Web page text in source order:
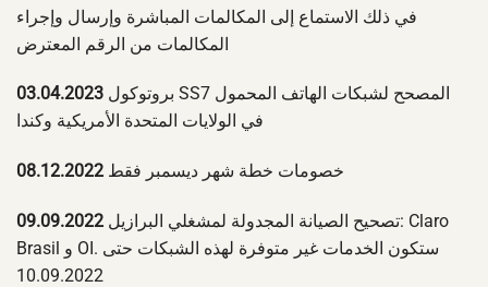
في ذلك الاستماع إلى المكالمات المباشرة وإرسال وإجراء
المكالمات من الرقم المعترض
03.04.2023
في الولايات المتحدة الأمريكية وكندا
08.12.2022 خصومات خطة شهر ديسمبر فقط
09.09.2022
Brasil و OI. ستكون الخدمات غير متوفرة لهذه الشبكات حتى
10.09.2022